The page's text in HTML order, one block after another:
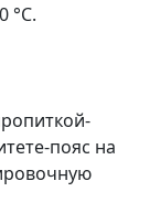
°С.
пояс на